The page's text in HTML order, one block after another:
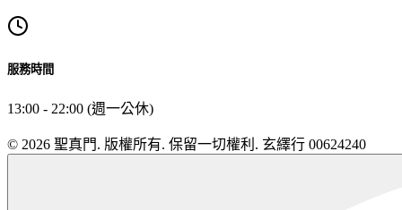
服務時間
13:00 - 22:00 (週一公休)
© 2026 聖真門. 版權所有. 保留一切權利. 玄繹行 00624240